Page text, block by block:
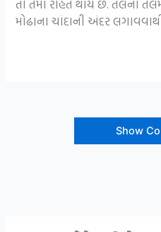
તો તેમાં રાહત થાય છે. તલના
મોઢાના ચાંદાની અંદર
Show